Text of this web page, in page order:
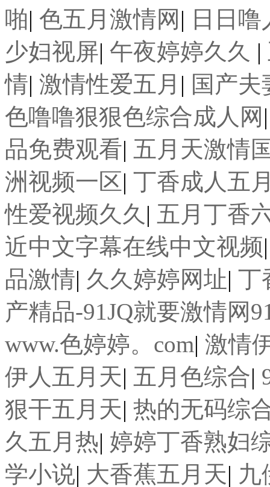
啪| 色五月激情网 | 日日
少妇视屏| 午夜婷婷久久 |
情| 激情性爱五月 | 国产
色噜噜狠狠色综合成人网
品免费观看| 五月天激情
洲视频一区| 丁香成人五
性爱视频久久 | 五月丁香
近中文字幕在线中文视频
品激情| 久久婷婷网址| 丁
产精品-91JQ就要激情网
www.色婷婷。com| 激情
伊人五月天| 五月色综合|
狠干五月天| 热的无码综
久五月热| 婷婷丁香熟妇
学小说| 大香蕉五月天| 九